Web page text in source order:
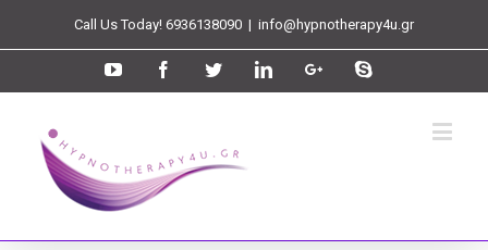
Call Us Today! 6936138090 | info@hypnotherapy4u.gr